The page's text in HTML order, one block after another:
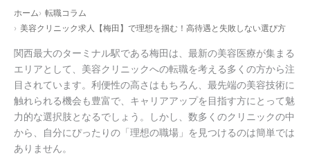
ホーム
転職コラム
美容クリニック求人【梅田】で理想を掴む！高待遇と失敗しない選び方
関西最大のターミナル駅である梅田は、最新の美容医療が集まる
エリアとして、美容クリニックへの転職を考える多くの方から注
目されています。利便性の高さはもちろん、最先端の美容技術に
触れられる機会も豊富で、キャリアアップを目指す方にとって魅
力的な選択肢となるでしょう。しかし、数多くのクリニックの中
から、自分にぴったりの「理想の職場」を見つけるのは簡単では
ありません。